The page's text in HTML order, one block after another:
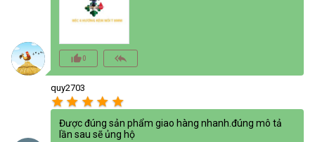
thumb_up_alt0 reply_all
quy2703
star star star star star
Được đúng sản phẩm giao hàng nhanh.đúng mô tả
lần sau sẽ ủng hộ